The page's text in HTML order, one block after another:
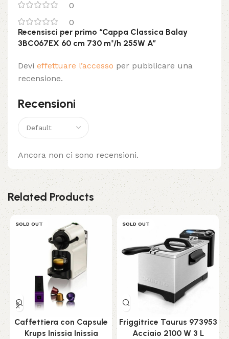
0
0
Recensioni
Ancora non ci sono recensioni.
Recensisci per primo “Cappa Classica Balay
3BC067EX 60 cm 730 m³/h 255W A”
Devi effettuare l’accesso per pubblicare una
recensione.
Related Products
SOLD OUT
Caffettiera con Capsule
Krups Inissia Inissia
SOLD OUT
Friggitrice Taurus 973953
Acciaio 2100 W 3 L